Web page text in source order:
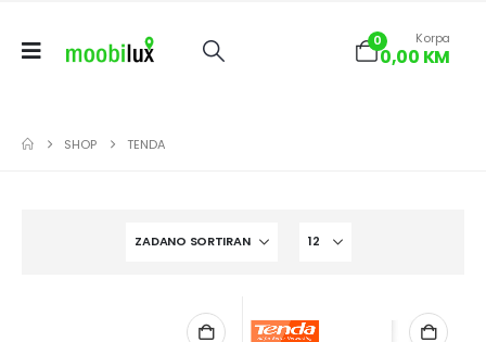
0 Korpa
0,00 KM
SHOP TENDA